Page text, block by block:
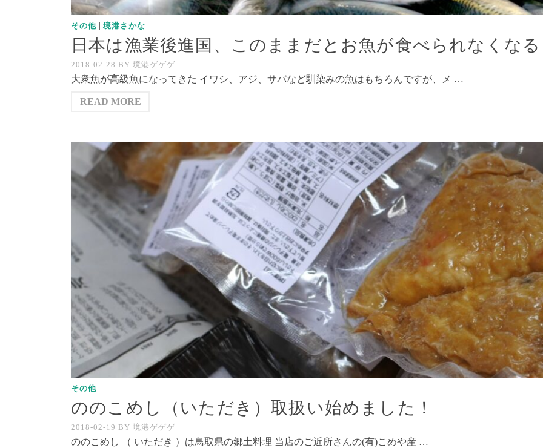
その他 | 境港さかな
日本は漁業後進国、このままだとお魚が食べられなくなる
2018-02-28 BY 境港ゲゲゲ
大衆魚が高級魚になってきた イワシ、アジ、サバなど馴染みの魚はもちろんですが、メ …
READ MORE
その他
ののこめし（いただき）取扱い始めました！
2018-02-19 BY 境港ゲゲゲ
ののこめし （ いただき ）は鳥取県の郷土料理 当店のご近所さんの(有)こめや産 …